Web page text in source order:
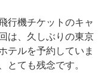
行機チケットのキャ
は、久しぶりの東京
テルを予約していま
とても残念です。